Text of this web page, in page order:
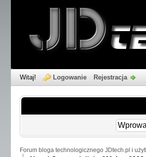
Witaj! Logowanie Rejestracja
Forum bloga technologicznego JDtech.pl i